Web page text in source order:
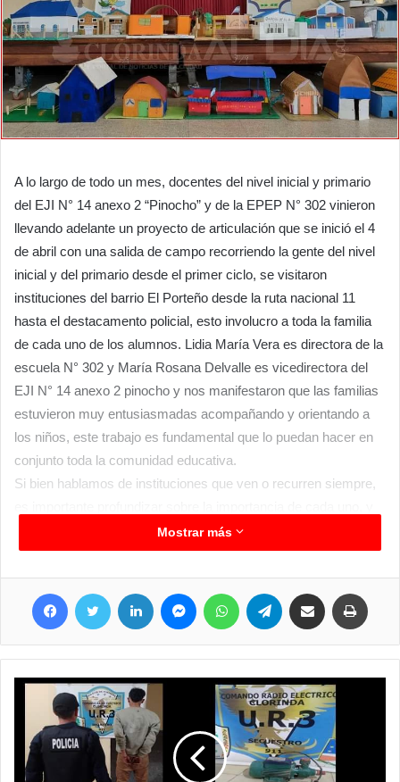
A lo largo de todo un mes, docentes del nivel inicial y primario
del EJI N° 14 anexo 2 “Pinocho” y de la EPEP N° 302 vinieron
llevando adelante un proyecto de articulación que se inició el 4
de abril con una salida de campo recorriendo la gente del nivel
inicial y del primario desde el primer ciclo, se visitaron
instituciones del barrio El Porteño desde la ruta nacional 11
hasta el destacamento policial, esto involucro a toda la familia
de cada uno de los alumnos. Lidia María Vera es directora de la
escuela N° 302 y María Rosana Delvalle es vicedirectora del
EJI N° 14 anexo 2 pinocho y nos manifestaron que las familias
estuvieron muy entusiasmadas acompañando y orientando a
los niños, este trabajo es fundamental que lo puedan hacer en
conjunto toda la comunidad educativa.
Si bien hablamos de instituciones que ven o recurren siempre,
posteriormente a la recorrida estuvieron generando maquetas
de esas instituciones visitadas. El barrio El Porteño cuenta con
tres sectores, el Porteño Sur, El Porteñito y Porteño Norte,
todos involucrados, fue un trabajo novedoso para todos a pesar
de que cada año se implementa ese sistema de trabajo, incluso
en tiempos de pandemia, el barrio El Porteño es muy grande y
delegación policial, el centro de salud, la capilla de la Medalla
Milagrosa, la obra en construcción del nuevo edificio de la
escuela 302 el jardín 14, el playón deportivo, el complejo
fronterizo San Ignacio de Loyola y otras tantas que fueron
Mostrar más
Facebook Twitter LinkedIn MessengerWhatsApp Telegram Compartir por correo electrónico